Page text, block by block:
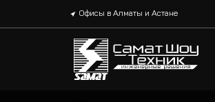
Офисы в Алматы и Астане